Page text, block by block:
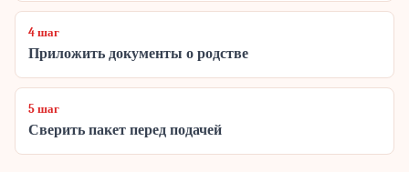
4 шаг
Приложить документы о родстве
5 шаг
Сверить пакет перед подачей